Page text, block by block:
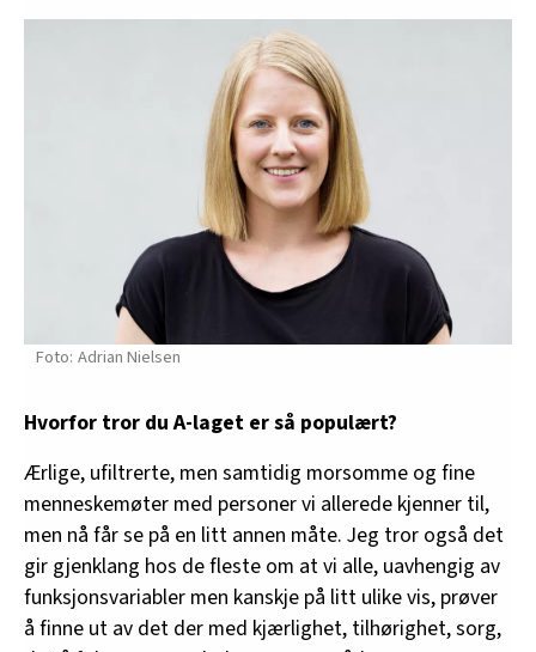
Adrian Nielsen
Hvorfor tror du A-laget er så populært?
Ærlige, ufiltrerte, men samtidig morsomme og fine
menneskemøter med personer vi allerede kjenner til,
men nå får se på en litt annen måte. Jeg tror også det
gir gjenklang hos de fleste om at vi alle, uavhengig av
funksjonsvariabler men kanskje på litt ulike vis, prøver
å finne ut av det der med kjærlighet, tilhørighet, sorg,